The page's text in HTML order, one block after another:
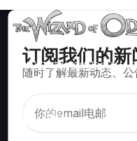
订阅我们的新
随时了解最新动态、公
数学上正确的策略和信息，
数百种可玩的赌场游戏。